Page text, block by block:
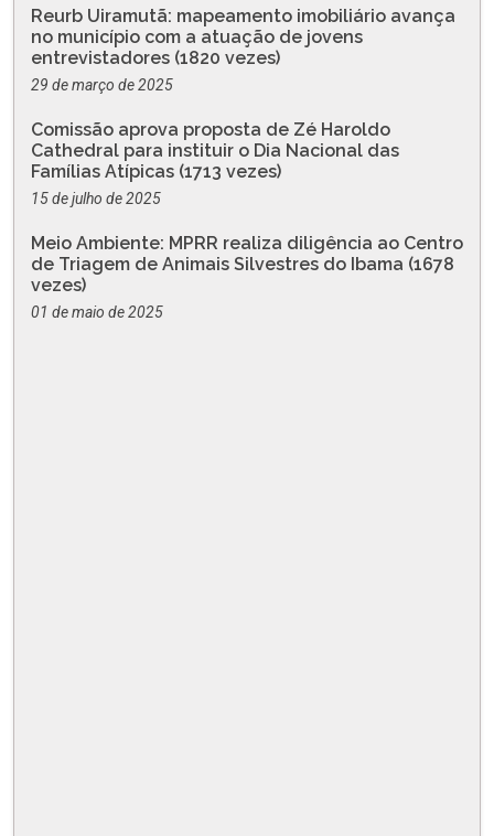
Reurb Uiramutã: mapeamento imobiliário avança
no município com a atuação de jovens
entrevistadores (1820 vezes)
29 de março de 2025
Comissão aprova proposta de Zé Haroldo
Cathedral para instituir o Dia Nacional das
Famílias Atípicas (1713 vezes)
15 de julho de 2025
Meio Ambiente: MPRR realiza diligência ao Centro
de Triagem de Animais Silvestres do Ibama (1678
vezes)
01 de maio de 2025